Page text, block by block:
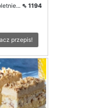
⇖ 1194
przepis!